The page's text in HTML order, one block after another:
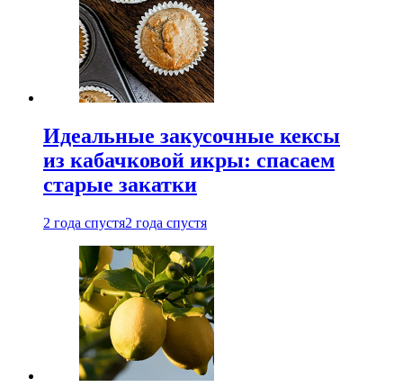
Идеальные закусочные кексы
из кабачковой икры: спасаем
старые закатки
2 года спустя2 года спустя